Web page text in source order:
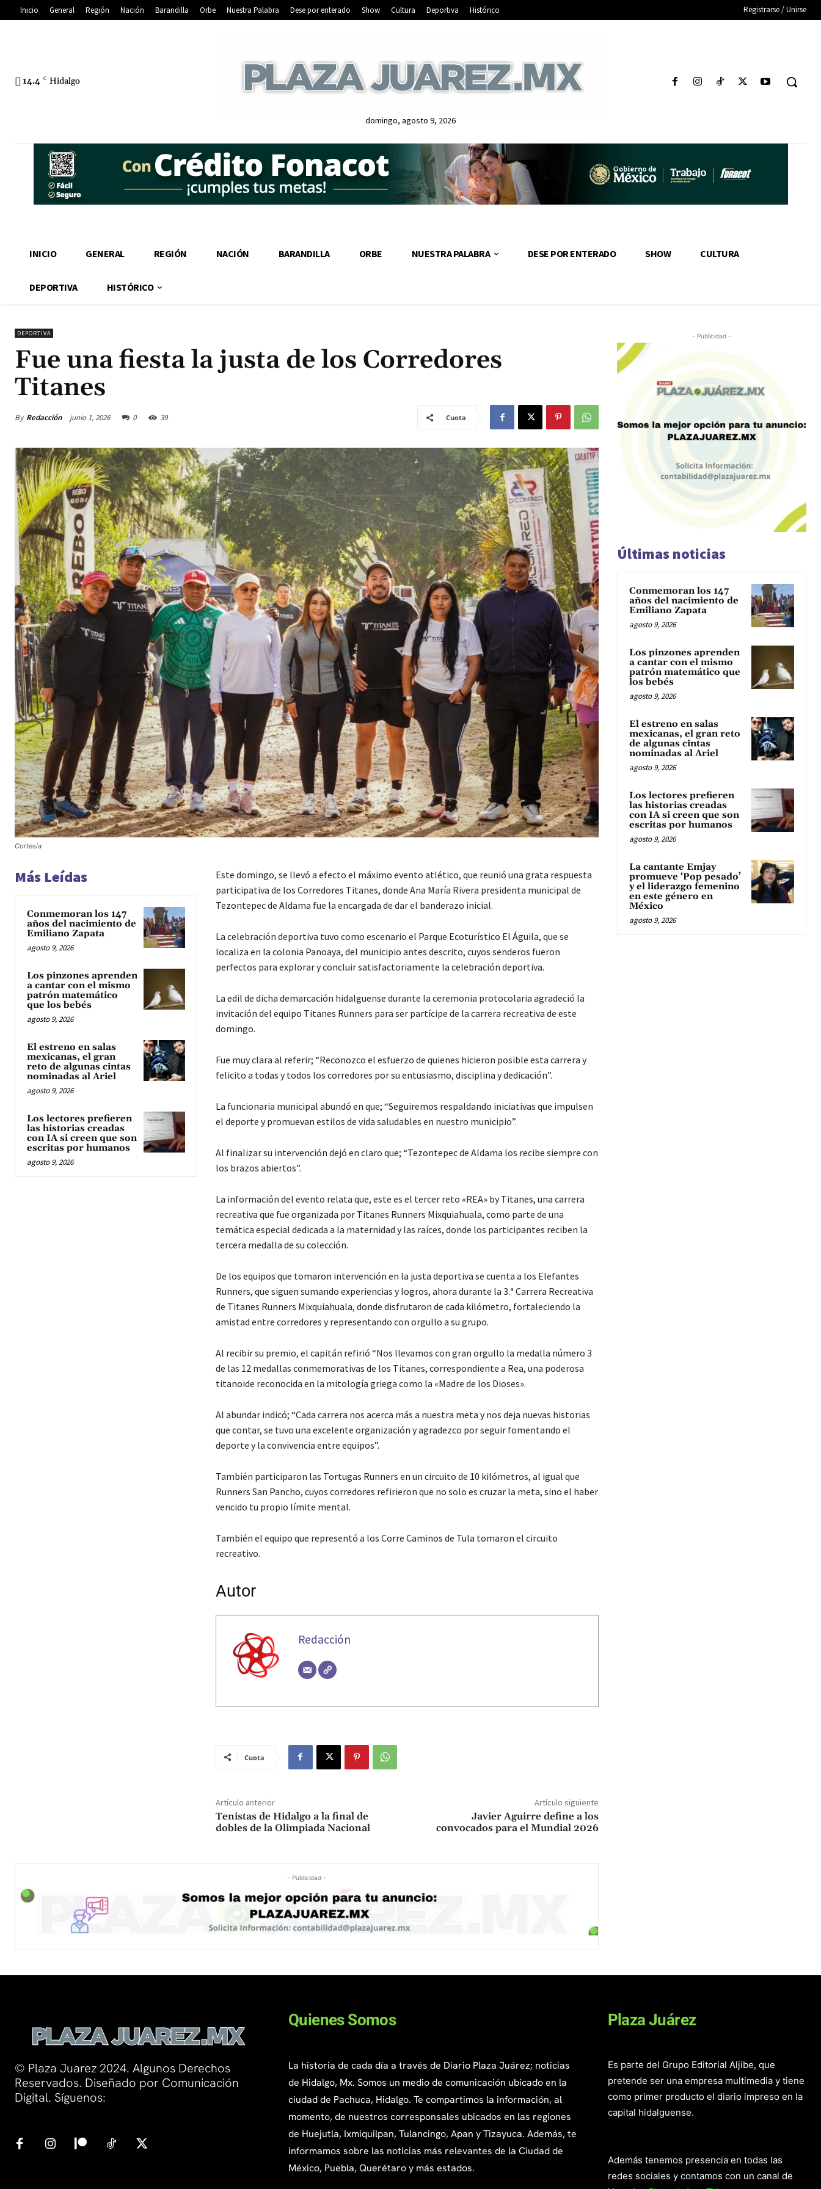
Inicio General Región Nación Barandilla Orbe Nuestra Palabra Dese por enterado Show Cultura Deportiva Histórico Registrarse / Unirse
14.4 C Hidalgo
domingo, agosto 9, 2026
INICIO GENERAL REGIÓN NACIÓN BARANDILLA ORBE NUESTRA PALABRA DESE POR ENTERADO SHOW CULTURA
DEPORTIVA HISTÓRICO
DEPORTIVA
Fue una fiesta la justa de los Corredores
Titanes
By Redacción junio 1, 2026 0 39 Cuota
Cortesía
Más Leídas
Conmemoran los 147
años del nacimiento de
Emiliano Zapata
agosto 9, 2026
Los pinzones aprenden
a cantar con el mismo
patrón matemático
que los bebés
agosto 9, 2026
El estreno en salas
mexicanas, el gran
reto de algunas cintas
nominadas al Ariel
agosto 9, 2026
Los lectores prefieren
las historias creadas
con IA si creen que son
escritas por humanos
agosto 9, 2026
Este domingo, se llevó a efecto el máximo evento atlético, que reunió una grata respuesta
participativa de los Corredores Titanes, donde Ana María Rivera presidenta municipal de
Tezontepec de Aldama fue la encargada de dar el banderazo inicial.
La celebración deportiva tuvo como escenario el Parque Ecoturístico El Águila, que se
localiza en la colonia Panoaya, del municipio antes descrito, cuyos senderos fueron
perfectos para explorar y concluir satisfactoriamente la celebración deportiva.
La edil de dicha demarcación hidalguense durante la ceremonia protocolaria agradeció la
invitación del equipo Titanes Runners para ser partícipe de la carrera recreativa de este
domingo.
Fue muy clara al referir; “Reconozco el esfuerzo de quienes hicieron posible esta carrera y
felicito a todas y todos los corredores por su entusiasmo, disciplina y dedicación”.
La funcionaria municipal abundó en que; “Seguiremos respaldando iniciativas que impulsen
el deporte y promuevan estilos de vida saludables en nuestro municipio”.
Al finalizar su intervención dejó en claro que; “Tezontepec de Aldama los recibe siempre con
los brazos abiertos”.
La información del evento relata que, este es el tercer reto «REA» by Titanes, una carrera
recreativa que fue organizada por Titanes Runners Mixquiahuala, como parte de una
temática especial dedicada a la maternidad y las raíces, donde los participantes reciben la
tercera medalla de su colección.
De los equipos que tomaron intervención en la justa deportiva se cuenta a los Elefantes
Runners, que siguen sumando experiencias y logros, ahora durante la 3.ª Carrera Recreativa
de Titanes Runners Mixquiahuala, donde disfrutaron de cada kilómetro, fortaleciendo la
amistad entre corredores y representando con orgullo a su grupo.
Al recibir su premio, el capitán refirió “Nos llevamos con gran orgullo la medalla número 3
de las 12 medallas conmemorativas de los Titanes, correspondiente a Rea, una poderosa
titanoide reconocida en la mitología griega como la «Madre de los Dioses».
Al abundar indicó; “Cada carrera nos acerca más a nuestra meta y nos deja nuevas historias
que contar, se tuvo una excelente organización y agradezco por seguir fomentando el
deporte y la convivencia entre equipos”.
También participaron las Tortugas Runners en un circuito de 10 kilómetros, al igual que
Runners San Pancho, cuyos corredores refirieron que no solo es cruzar la meta, sino el haber
vencido tu propio límite mental.
También el equipo que representó a los Corre Caminos de Tula tomaron el circuito
recreativo.
Autor
Redacción
Cuota
Artículo anterior
Tenistas de Hidalgo a la final de
dobles de la Olimpiada Nacional
Artículo siguiente
Javier Aguirre define a los
convocados para el Mundial 2026
- Publicidad -
- Publicidad -
Últimas noticias
Conmemoran los 147
años del nacimiento de
Emiliano Zapata
agosto 9, 2026
Los pinzones aprenden
a cantar con el mismo
patrón matemático que
los bebés
agosto 9, 2026
El estreno en salas
mexicanas, el gran reto
de algunas cintas
nominadas al Ariel
agosto 9, 2026
Los lectores prefieren
las historias creadas
con IA si creen que son
escritas por humanos
agosto 9, 2026
La cantante Emjay
promueve ‘Pop pesado’
y el liderazgo femenino
en este género en
México
agosto 9, 2026
© Plaza Juarez 2024. Algunos Derechos
Reservados. Diseñado por Comunicación
Digital. Síguenos:
Quienes Somos
La historia de cada día a través de Diario Plaza Juárez; noticias
de Hidalgo, Mx. Somos un medio de comunicación ubicado en la
ciudad de Pachuca, Hidalgo. Te compartimos la información, al
momento, de nuestros corresponsales ubicados en las regiones
de Huejutla, Ixmiquilpan, Tulancingo, Apan y Tizayuca. Además, te
informamos sobre las noticias más relevantes de la Ciudad de
México, Puebla, Querétaro y más estados.
Plaza Juárez
Es parte del Grupo Editorial Aljibe, que
pretende ser una empresa multimedia y tiene
como primer producto el diario impreso en la
capital hidalguense.
Además tenemos presencia en todas las
redes sociales y contamos con un canal de